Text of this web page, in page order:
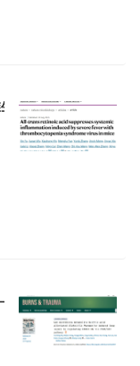
素A代谢物可抑制
种特殊的代谢物如何